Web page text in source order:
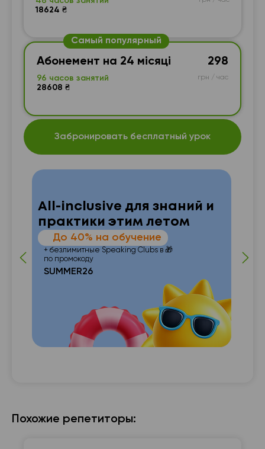
18624 ₴
Самый популярный
Абонемент на 24 місяці
96 часов занятий
28608 ₴
298
грн / час
Забронировать бесплатный урок
All-inclusive для знаний и
практики этим летом
До 40% на обучение
+ безлимитные Speaking Clubs в 🎁
по промокоду
SUMMER26
Похожие репетиторы: